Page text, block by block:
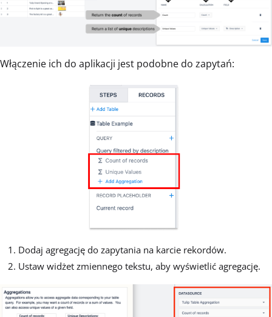
Włączenie ich do aplikacji jest podobne do zapytań:
Dodaj agregację do zapytania na karcie rekordów.
Ustaw widżet zmiennego tekstu, aby wyświetlić agregację.